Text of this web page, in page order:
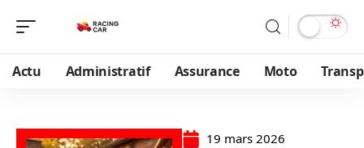
Actu Administratif Assurance Moto
19 mars 2026